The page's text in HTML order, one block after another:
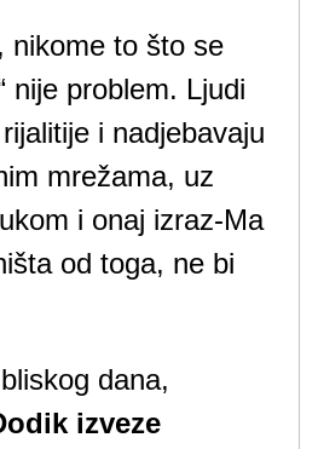
nikome to što se
nije problem. Ljudi
i nadjebavaju
mrežama, uz
i onaj izraz-Ma
od toga, ne bi
dana,
izveze